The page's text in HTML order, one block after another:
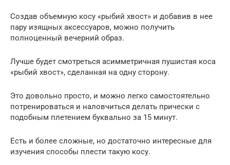
Создав объемную косу «рыбий хвост» и добавив в нее
пару изящных аксессуаров, можно получить
полноценный вечерний образ.
Лучше будет смотреться асимметричная пушистая коса
«рыбий хвост», сделанная на одну сторону.
Это довольно просто, и можно легко самостоятельно
потренироваться и наловчиться делать прически с
подобным плетением буквально за 15 минут.
Есть и более сложные, но достаточно интересные для
изучения способы плести такую косу.